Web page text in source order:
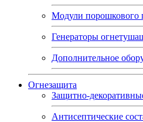
Модули порошкового
Генераторы
Дополнительное
Огнезащита
Защитно-
Антисептические